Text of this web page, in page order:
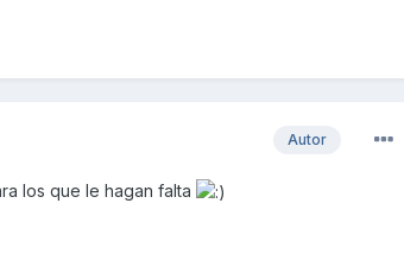
Autor
los que le hagan falta